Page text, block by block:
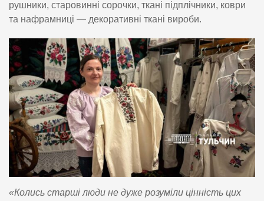
рушники, старовинні сорочки, ткані підплічники, коври
та нафрамниці — декоративні ткані вироби.
«Колись старші люди не дуже розуміли цінність цих